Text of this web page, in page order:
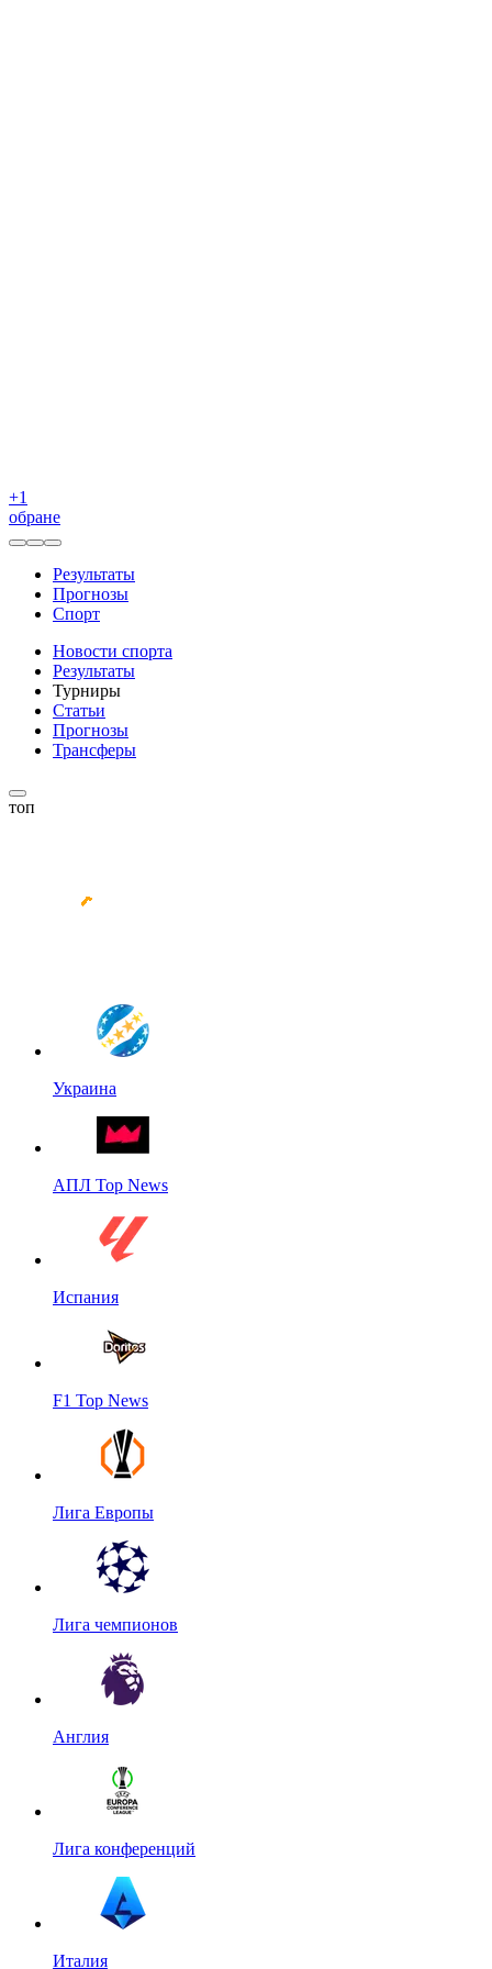
+1
обране
Результаты
Прогнозы
Спорт
Новости спорта
Результаты
Турниры
Статьи
Прогнозы
Трансферы
топ
Украина
АПЛ Top News
Испания
F1 Top News
Лига Европы
Лига чемпионов
Англия
Лига конференций
Италия